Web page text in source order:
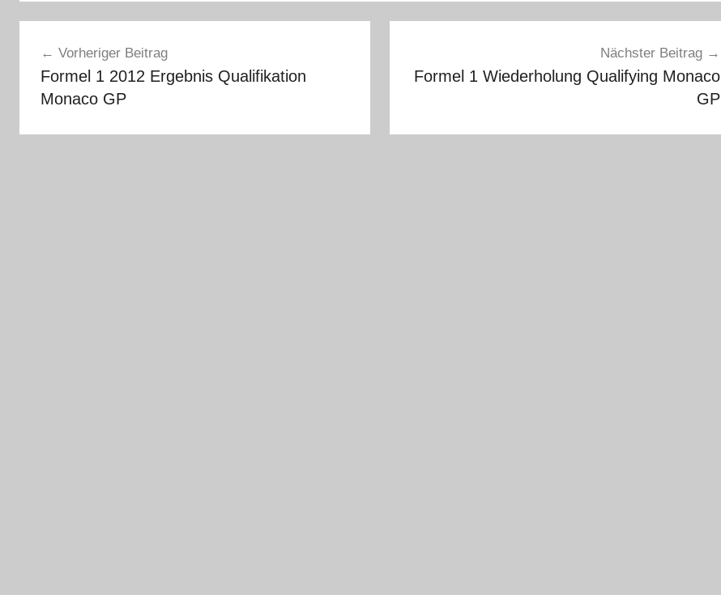
Vorheriger Beitrag
Formel 1 2012 Ergebnis Qualifikation
Monaco GP
Nächster Beitrag
Formel 1 Wiederholung Qualifying Monaco
GP